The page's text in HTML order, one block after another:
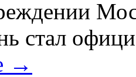
стал
→